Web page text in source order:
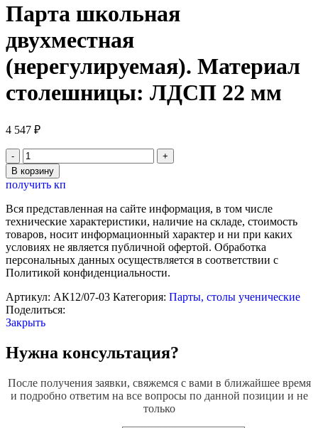
Парта школьная
двухместная
(нерегулируемая). Материал
столешницы: ЛДСП 22 мм
4 547 ₽
Количество
товара
Парта
школьная
двухместная
(нерегулируемая).
Материал
столешницы:
ЛДСП
22
В корзину
получить кп
Вся представленная на сайте информация, в том числе
технические характеристики, наличие на складе, стоимость
товаров, носит информационный характер и ни при каких
условиях не является публичной офертой. Обработка
персональных данных осуществляется в соответствии с
Политикой конфиденциальности.
Артикул: АК12/07-03 Категория: Парты, столы ученические
Поделиться:
Закрыть
Нужна консультация?
После получения заявки, свяжемся с вами в ближайшее время
и подробно ответим на все вопросы по данной позиции и не
только